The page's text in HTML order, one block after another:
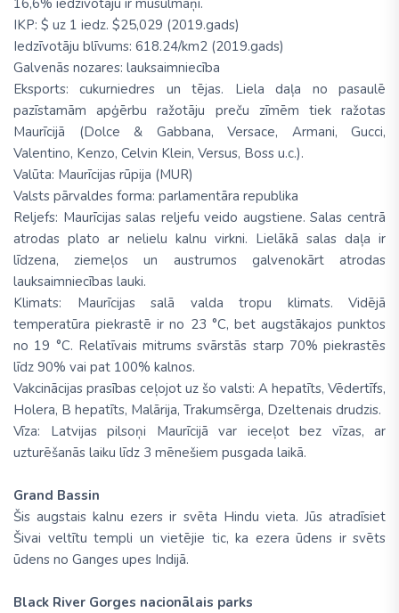
16,6% iedzīvotāju ir musulmaņi.
IKP: $ uz 1 iedz. $25,029 (2019.gads)
Iedzīvotāju blīvums: 618.24/km2 (2019.gads)
Galvenās nozares: lauksaimniecība
Eksports: cukurniedres un tējas. Liela daļa no pasaulē
pazīstamām apģērbu ražotāju preču zīmēm tiek ražotas
Maurīcijā (Dolce & Gabbana, Versace, Armani, Gucci,
Valentino, Kenzo, Celvin Klein, Versus, Boss u.c.).
Valūta: Maurīcijas rūpija (MUR)
Valsts pārvaldes forma: parlamentāra republika
Reljefs: Maurīcijas salas reljefu veido augstiene. Salas centrā
atrodas plato ar nelielu kalnu virkni. Lielākā salas daļa ir
līdzena, ziemeļos un austrumos galvenokārt atrodas
lauksaimniecības lauki.
Klimats: Maurīcijas salā valda tropu klimats. Vidējā
temperatūra piekrastē ir no 23 °C, bet augstākajos punktos
no 19 °C. Relatīvais mitrums svārstās starp 70% piekrastēs
līdz 90% vai pat 100% kalnos.
Vakcinācijas prasības ceļojot uz šo valsti: A hepatīts, Vēdertīfs,
Holera, B hepatīts, Malārija, Trakumsērga, Dzeltenais drudzis.
Vīza: Latvijas pilsoņi Maurīcijā var ieceļot bez vīzas, ar
uzturēšanās laiku līdz 3 mēnešiem pusgada laikā.
Grand Bassin
Šis augstais kalnu ezers ir svēta Hindu vieta. Jūs atradīsiet
Šivai veltītu templi un vietējie tic, ka ezera ūdens ir svēts
ūdens no Ganges upes Indijā.
Black River Gorges nacionālais parks